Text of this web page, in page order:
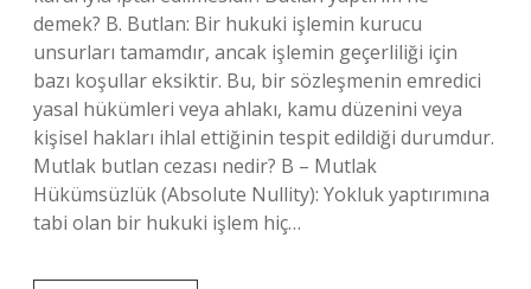
demek? B. Butlan: Bir hukuki işlemin kurucu
unsurları tamamdır, ancak işlemin geçerliliği için
bazı koşullar eksiktir. Bu, bir sözleşmenin emredici
yasal hükümleri veya ahlakı, kamu düzenini veya
kişisel hakları ihlal ettiğinin tespit edildiği durumdur.
Mutlak butlan cezası nedir? B – Mutlak
Hükümsüzlük (Absolute Nullity): Yokluk yaptırımına
tabi olan bir hukuki işlem hiç…